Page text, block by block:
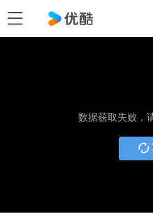
数据获取失败，